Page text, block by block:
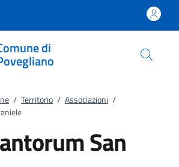
di
/ Territorio / Associazioni /
San